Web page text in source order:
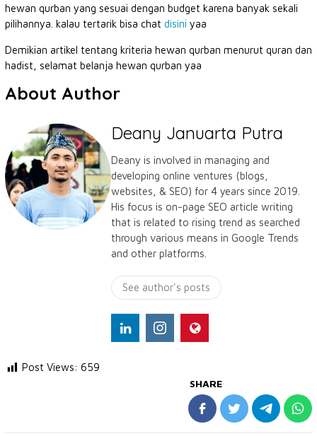
hewan qurban yang sesuai dengan budget karena banyak sekali
pilihannya. kalau tertarik bisa chat disini yaa
Demikian artikel tentang kriteria hewan qurban menurut quran dan
hadist, selamat belanja hewan qurban yaa
About Author
Deany Januarta Putra
Deany is involved in managing and
developing online ventures (blogs,
websites, & SEO) for 4 years since 2019.
His focus is on-page SEO article writing
that is related to rising trend as searched
through various means in Google Trends
and other platforms.​
See author's posts
Post Views: 659
SHARE